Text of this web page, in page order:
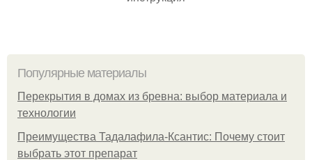
Популярные материалы
Перекрытия в домах из бревна: выбор материала и
технологии
Преимущества Тадалафила-Ксантис: Почему стоит
выбрать этот препарат